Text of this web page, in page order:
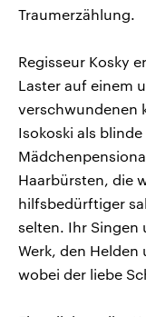
Traumerzählung.
Regisseur Kosky
Laster auf einem
verschwundenen
Isokoski als
Haarbürsten, die
hilfsbedürftiger
selten. Ihr Singen
Werk, den Helden
wobei der liebe